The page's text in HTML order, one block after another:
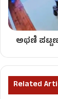
ಅಥಣಿ
Related